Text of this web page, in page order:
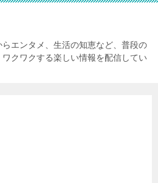
エンタメ、生活の知恵など、普段の
クワクする楽しい情報を配信してい